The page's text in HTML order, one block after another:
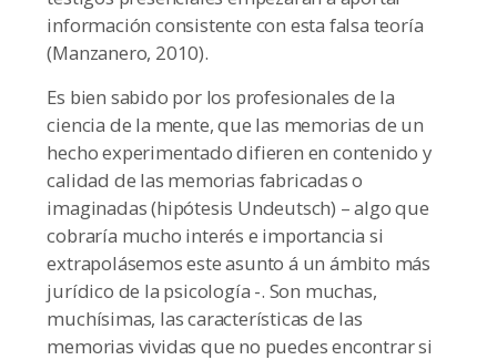
información consistente con esta falsa teoría
(Manzanero, 2010).
Es bien sabido por los profesionales de la
ciencia de la mente, que las memorias de un
hecho experimentado difieren en contenido y
calidad de las memorias fabricadas o
imaginadas (hipótesis Undeutsch) – algo que
cobraría mucho interés e importancia si
extrapolásemos este asunto á un ámbito más
jurídico de la psicología -. Son muchas,
muchísimas, las características de las
memorias vividas que no puedes encontrar si